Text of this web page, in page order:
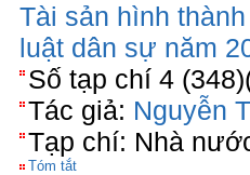
Tài sản hình
luật dân sự năm
Số tạp chí 4
Tác giả: Nguyễn
Tạp chí: Nhà
Tóm tắt